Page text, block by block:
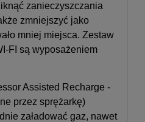
zanieczyszczania
zmniejszyć jako
mniej miejsca. Zestaw
FI są wyposażeniem
Assisted Recharge -
przez sprężarkę)
załadować gaz, nawet